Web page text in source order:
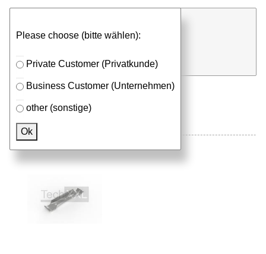
Please choose (bitte wählen):
Private Customer (Privatkunde)
Business Customer (Unternehmen)
other (sonstige)
Ok
⮮
Satz in Anfrageliste
Klemme SA1-001-C verzinkt